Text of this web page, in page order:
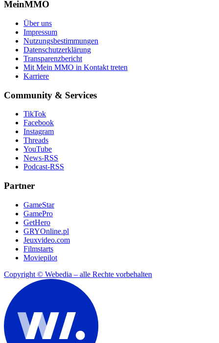
MeinMMO
Über uns
Impressum
Nutzungsbestimmungen
Datenschutzerklärung
Transparenzbericht
Mit Mein MMO in Kontakt treten
Karriere
Community & Services
TikTok
Facebook
Instagram
Threads
YouTube
News-RSS
Podcast-RSS
Partner
GameStar
GamePro
GetHero
GRYOnline.pl
Jeuxvideo.com
Filmstarts
Moviepilot
Copyright © Webedia – alle Rechte vorbehalten